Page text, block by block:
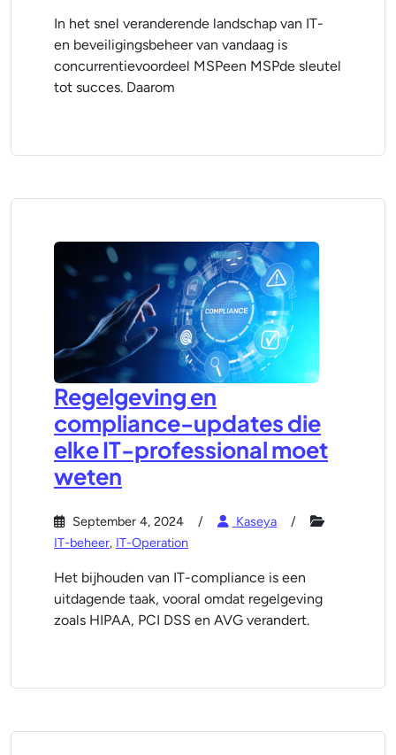
In het snel veranderende landschap van IT-
en beveiligingsbeheer van vandaag is
concurrentievoordeel MSPeen MSPde sleutel
tot succes. Daarom
Regelgeving en
compliance-updates die
elke IT-professional moet
weten
September 4, 2024
Kaseya
IT-beheer, IT-Operation
Het bijhouden van IT-compliance is een
uitdagende taak, vooral omdat regelgeving
zoals HIPAA, PCI DSS en AVG verandert.